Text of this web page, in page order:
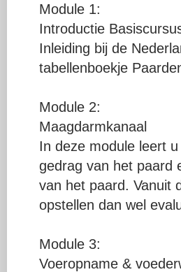
Module 1:
Introductie
Inleiding bij de
tabellenboekje
Module 2:
Maagdarmkanaal
In deze module leert
gedrag van het paard
van het paard. Vanuit
opstellen dan wel
Module 3:
Voeropname &